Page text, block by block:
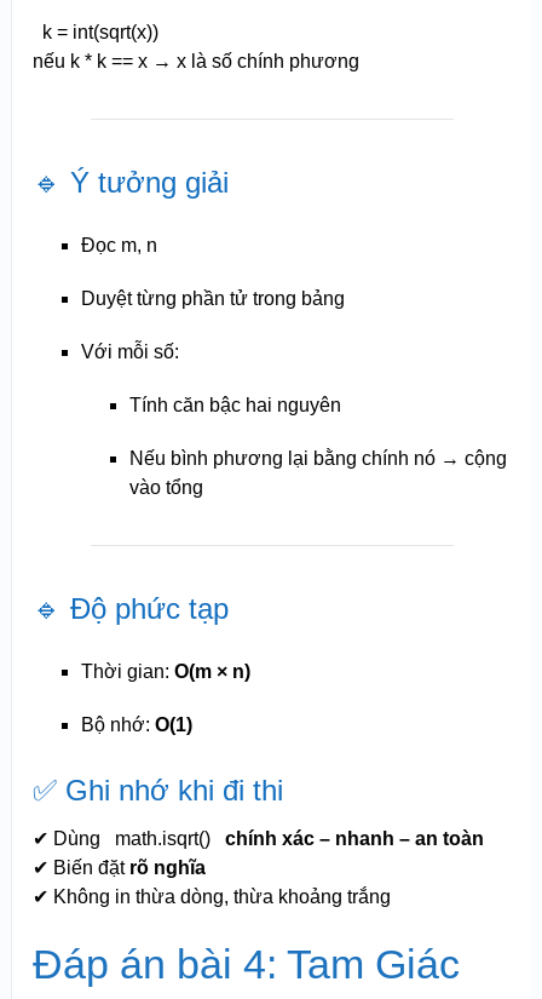
k = int(sqrt(x))
nếu k * k == x→ xlà số chính phương
🔹 Ý tưởng giải
Đọc m, n
Duyệt từng phần tử trong bảng
Với mỗi số:
Tính căn bậc hai nguyên
Nếu bình phương lại bằng chính nó → cộng
vào tổng
🔹 Độ phức tạp
Thời gian: O(m × n)
Bộ nhớ: O(1)
✅ Ghi nhớ khi đi thi
✔ Dùng math.isqrt()
chính xác – nhanh – an toàn
✔ Biến đặt rõ nghĩa
✔ Không in thừa dòng, thừa khoảng trắng
Đáp án bài 4: Tam Giác